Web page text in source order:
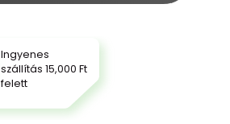
Ingyenes
szállítás 15,000 Ft
felett